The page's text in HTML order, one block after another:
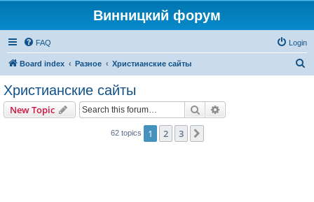
Винницкий форум
FAQ Login
Board index Разное Христианские сайты
Христианские сайты
New Topic Search
62 topics 1 2 3